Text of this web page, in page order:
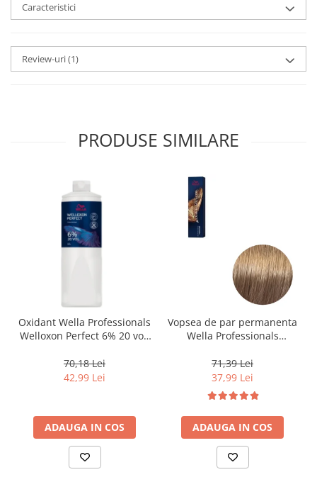
Caracteristici
Review-uri(1)
PRODUSE SIMILARE
Oxidant Wella Professionals
Welloxon Perfect 6% 20 vol,
70,18 Lei
42,99 Lei
ADAUGA IN COS
Vopsea de par permanenta
Wella Professionals
Blond Deschis Natural, 60
ml
71,39 Lei
37,99 Lei
ADAUGA IN COS